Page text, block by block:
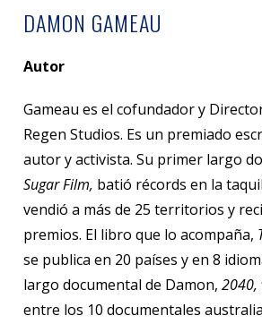
DAMON GAMEAU
Autor
Gameau es el cofundador y
Regen Studios. Es un premiado
autor y activista. Su primer largo
Sugar Film, batió récords en la
vendió a más de 25 territorios y
premios. El libro que lo acompaña,
se publica en 20 países y en 8
largo documental de Damon,2040,
entre los 10 documentales